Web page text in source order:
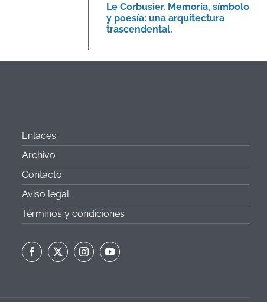
Le Corbusier. Memoria, símbolo
y poesía: una arquitectura
trascendental.
Enlaces
Archivo
Contacto
Aviso legal
Términos y condiciones